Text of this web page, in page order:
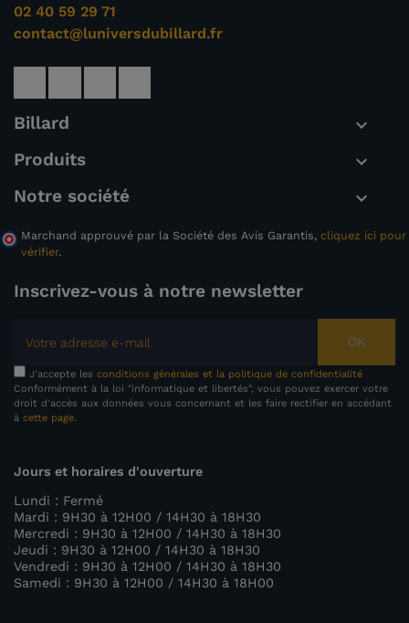
02 40 59 29 71
contact@luniversdubillard.fr
Billard 
Produits 
Notre société 
Marchand approuvé par la Société des Avis Garantis, cliquez ici pour
vérifier.
Inscrivez-vous à notre newsletter
OK
J'accepte les conditions générales et la politique de confidentialité
Conformément à la loi "informatique et libertés", vous pouvez exercer votre
droit d'accès aux données vous concernant et les faire rectifier en accédant
à cette page.
Jours et horaires d'ouverture
Lundi : Fermé
Mardi : 9H30 à 12H00 / 14H30 à 18H30
Mercredi : 9H30 à 12H00 / 14H30 à 18H30
Jeudi : 9H30 à 12H00 / 14H30 à 18H30
Vendredi : 9H30 à 12H00 / 14H30 à 18H30
Samedi : 9H30 à 12H00 / 14H30 à 18H00